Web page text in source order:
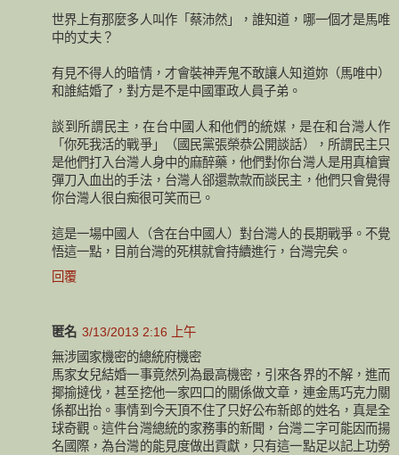
世界上有那麼多人叫作「蔡沛然」，誰知道，哪一個才是馬唯
中的丈夫？
有見不得人的暗情，才會裝神弄鬼不敢讓人知道妳（馬唯中）
和誰結婚了，對方是不是中國軍政人員子弟。
談到所謂民主，在台中國人和他們的統媒，是在和台灣人作
「你死我活的戰爭」（國民黨張榮恭公開談話），所謂民主只
是他們打入台灣人身中的麻醉藥，他們對你台灣人是用真槍實
彈刀入血出的手法，台灣人郤還款款而談民主，他們只會覺得
你台灣人很白痴很可笑而已。
這是一場中國人（含在台中國人）對台灣人的長期戰爭。不覺
悟這一點，目前台灣的死棋就會持續進行，台灣完矣。
回覆
匿名 3/13/2013 2:16 上午
無涉國家機密的總統府機密
馬家女兒結婚一事竟然列為最高機密，引來各界的不解，進而
揶揄撻伐，甚至挖他一家四口的關係做文章，連金馬巧克力關
係都出抬。事情到今天頂不住了只好公布新郎的姓名，真是全
球奇觀。這件台灣總統的家務事的新聞，台灣二字可能因而揚
名國際，為台灣的能見度做出貢獻，只有這一點足以記上功勞